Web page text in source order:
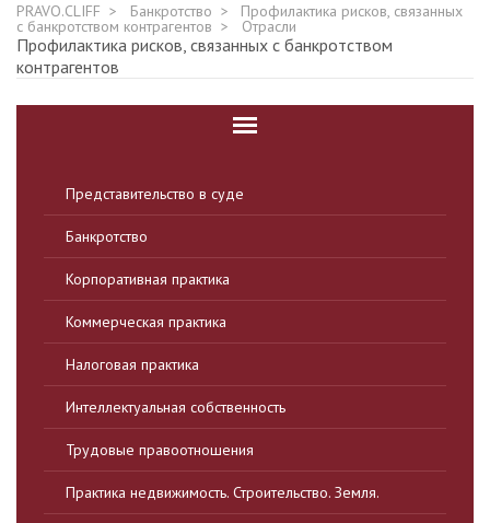
PRAVO.CLIFF Банкротство Профилактика рисков, связанных
с банкротством контрагентов Отрасли
Профилактика рисков, связанных с банкротством
контрагентов
Представительство в суде
Банкротство
Корпоративная практика
Коммерческая практика
Налоговая практика
Интеллектуальная собственность
Трудовые правоотношения
Практика недвижимость. Строительство. Земля.